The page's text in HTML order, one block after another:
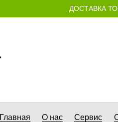
ДОСТАВКА
Главная О нас Сервис